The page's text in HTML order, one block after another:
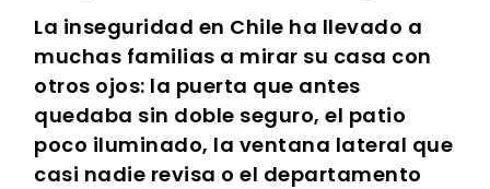
La inseguridad en Chile ha llevado a
muchas familias a mirar su casa con
otros ojos: la puerta que antes
quedaba sin doble seguro, el patio
poco iluminado, la ventana lateral que
casi nadie revisa o el departamento